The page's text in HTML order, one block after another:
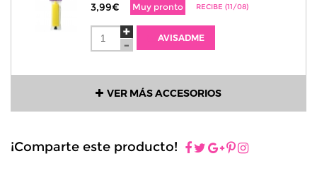
3,99€ Muy pronto RECIBE (11/08)
AVISADME
VER MÁS ACCESORIOS
¡Comparte este producto!